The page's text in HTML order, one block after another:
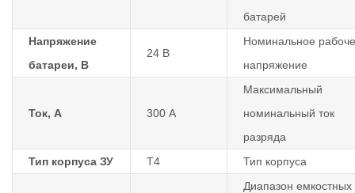
батарей
Напряжение
батареи, В
24 В
Номинальное
напряжение
Ток, А 300 А
Максимальный
номинальный ток
разряда
Тип корпуса ЗУ
T4 Тип корпуса
Диапазон емкостных